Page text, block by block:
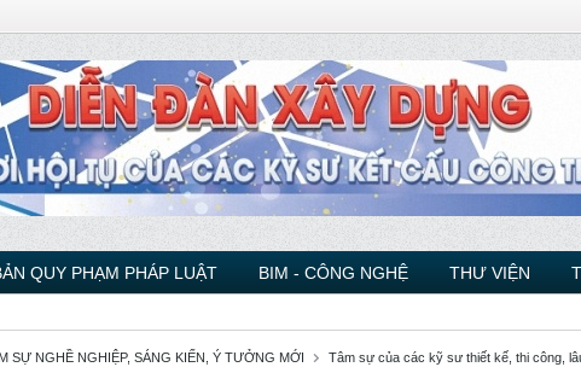
QUY PHẠM PHÁP LUẬT BIM - CÔNG NGHỆ THƯ VIỆN
SỰ NGHỀ NGHIỆP, SÁNG KIẾN, Ý TƯỞNG MỚI Tâm sự của các kỹ sư thiết kế, thi công,